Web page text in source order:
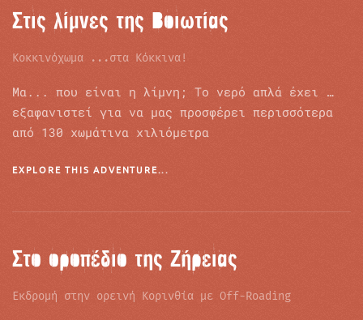
Στις λίμνες της Βοιωτίας
Κοκκινόχωμα ...στα Κόκκινα!
Μα... που είναι η λίμνη; Το νερό απλά έχει …
εξαφανιστεί για να μας προσφέρει περισσότερα
από 130 χωμάτινα χιλιόμετρα
EXPLORE THIS ADVENTURE...
Στο οροπέδιο της Ζήρειας
Εκδρομή στην ορεινή Κορινθία με Off-Roading